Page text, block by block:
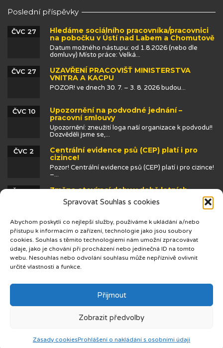
Spravovat Souhlas s cookies
Abychom poskytli co nejlepší služby, používáme k ukládání a/nebo
přístupu k informacím o zařízení, technologie jako jsou soubory
cookies. Souhlas s těmito technologiemi nám umožní zpracovávat
údaje, jako je chování při procházení nebo jedinečná ID na tomto
webu. Nesouhlas nebo odvolání souhlasu může nepříznivě ovlivnit
určité vlastnosti a funkce.
Přijmout
Zobrazit předvolby
Zásady cookiesProhlášení o nakládání s osobními údaji
Poslední příspěvky
Hledáme sociálního pracovníka/pracovnici
na pobočku v Ústí nad Labem a Chomutově
ČVC 27
Datum možného nástupu: od 1.8.2026 (nebo dle
domluvy) Místo práce: Velká...
UZAVŘENÍ PRACOVIŠŤ MINISTERSTVA
VNITRA A KACPU
ČVC 27
POZOR! ve dnech 30. 7. – 3. 8. 2026 budou...
Upozornění na podvodné jednání –
pracovní smlouvy
ČVC 10
Upozornění: zneužití loga naší organizace k podvodu!!
Dozvěděli jsme se,...
Centrální evidence psů (CEP) platí i pro
cizince!
ČVC 2
Pozor! Centrální evidence psů (CEP) platí i pro cizince!
–...
Změna otevírací doby v době letních
prázdnin
ČVN 25